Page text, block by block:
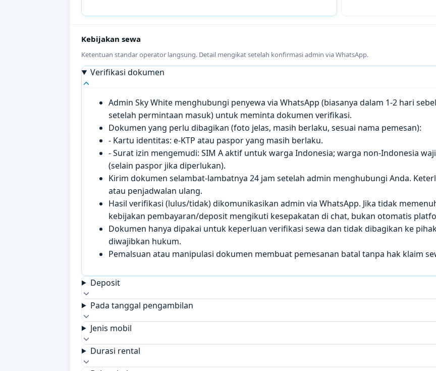
Kebijakan sewa
Ketentuan standar operator langsung. Detail mengikat setelah konfirmasi admin via WhatsApp.
Verifikasi dokumen
Admin Sky White menghubungi penyewa via WhatsApp (biasanya dalam 1-2 hari
setelah permintaan masuk) untuk meminta dokumen verifikasi.
Dokumen yang perlu dibagikan (foto jelas, masih berlaku, sesuai nama pemesan):
- Kartu identitas: e-KTP atau paspor yang masih berlaku.
- Surat izin mengemudi: SIM A aktif untuk warga Indonesia; warga non-Indonesia
(selain paspor jika diperlukan).
Kirim dokumen selambat-lambatnya 24 jam setelah admin menghubungi Anda.
atau penjadwalan ulang.
Hasil verifikasi (lulus/tidak) dikomunikasikan admin via WhatsApp. Jika tidak
kebijakan pembayaran/deposit mengikuti kesepakatan di chat, bukan otomatis
Dokumen hanya dipakai untuk keperluan verifikasi sewa dan tidak dibagikan ke
diwajibkan hukum.
Pemalsuan atau manipulasi dokumen membuat pemesanan batal tanpa hak klaim
Deposit
Pada tanggal pengambilan
Jenis mobil
Durasi rental